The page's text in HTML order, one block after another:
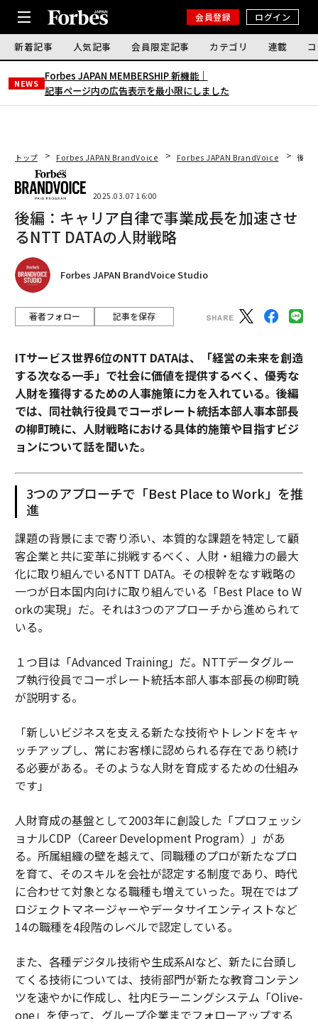
会員登録 ログイン
新着記事 人気記事 会員限定記事 カテゴリ 連載
NEWS
Forbes JAPAN MEMBERSHIP 新機能｜
記事ページ内の広告表示を最小限にしました
トップ Forbes JAPAN BrandVoice Forbes JAPAN BrandVoice 後編
2025.03.07 16:00
後編：キャリア自律で事業成長を加速させ
るNTT DATAの人財戦略
Forbes JAPAN BrandVoice Studio
著者フォロー 記事を保存
ITサービス世界6位のNTT DATAは、「経営の未来を創造
する次なる一手」で社会に価値を提供するべく、優秀な
人財を獲得するための人事施策に力を入れている。後編
では、同社執行役員でコーポレート統括本部人事本部長
の柳町暁に、人財戦略における具体的施策や目指すビジ
ョンについて話を聞いた。
3つのアプローチで「Best Place to Work」を推
進
課題の背景にまで寄り添い、本質的な課題を特定して顧
客企業と共に変革に挑戦するべく、人財・組織力の最大
化に取り組んでいるNTT DATA。その根幹をなす戦略の
一つが日本国内向けに取り組んでいる「Best Place to W
orkの実現」だ。それは3つのアプローチから進められて
いる。
１つ目は「Advanced Training」だ。NTTデータグルー
プ執行役員でコーポレート統括本部人事本部長の柳町暁
が説明する。
「新しいビジネスを支える新たな技術やトレンドをキャ
ッチアップし、常にお客様に認められる存在であり続け
る必要がある。そのような人財を育成するための仕組み
です」
人財育成の基盤として2003年に創設した「プロフェッシ
ョナルCDP（Career Development Program）」があ
る。所属組織の壁を越えて、同職種のプロが新たなプロ
を育て、そのスキルを会社が認定する制度であり、時代
に合わせて対象となる職種も増えていった。現在ではプ
ロジェクトマネージャーやデータサイエンティストなど
14の職種を4段階のレベルで認定している。
また、各種デジタル技術や生成系AIなど、新たに台頭し
てくる技術については、技術部門が新たな教育コンテン
ツを速やかに作成し、社内Eラーニングシステム「Olive-
one」を使って、グループ企業までフォローアップする